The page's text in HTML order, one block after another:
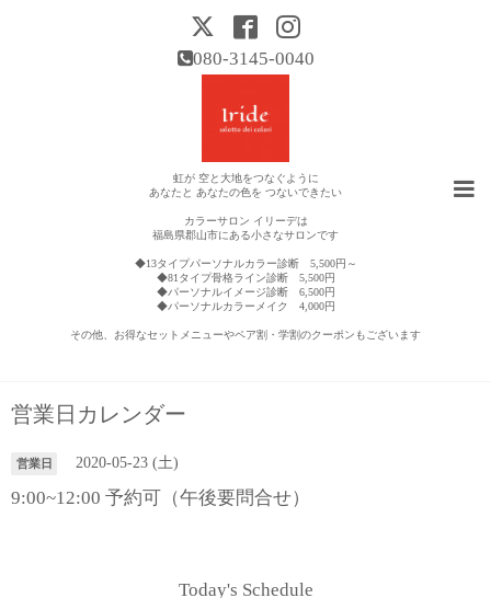
080-3145-0040
虹が 空と大地をつなぐように
あなたと あなたの色を つないできたい
カラーサロン イリーデは
福島県郡山市にある小さなサロンです
◆13タイプパーソナルカラー診断 5,500円～
◆81タイプ骨格ライン診断 5,500円
◆パーソナルイメージ診断 6,500円
◆パーソナルカラーメイク 4,000円
その他、お得なセットメニューやペア割・学割のクーポンもございます
営業日カレンダー
営業日 2020-05-23 (土)
9:00~12:00 予約可（午後要問合せ）
Today's Schedule